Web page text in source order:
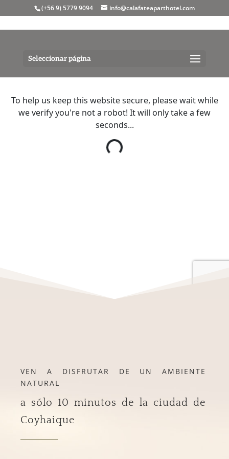
(+56 9) 5779 9094 info@calafateaparthotel.com
Seleccionar página
AQUÍ
VEN A DISFRUTAR DE UN AMBIENTE
NATURAL
a sólo 10 minutos de la ciudad de
Coyhaique